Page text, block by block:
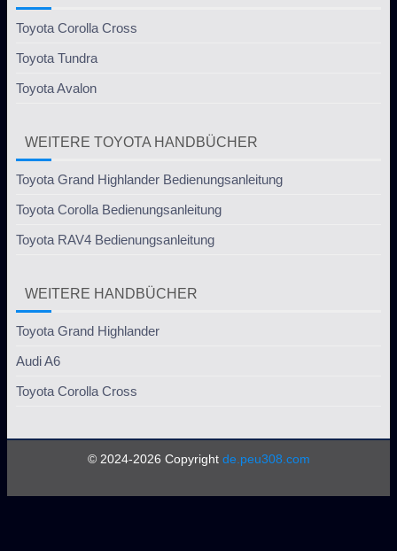
Toyota Corolla Cross
Toyota Tundra
Toyota Avalon
WEITERE TOYOTA HANDBÜCHER
Toyota Grand Highlander Bedienungsanleitung
Toyota Corolla Bedienungsanleitung
Toyota RAV4 Bedienungsanleitung
WEITERE HANDBÜCHER
Toyota Grand Highlander
Audi A6
Toyota Corolla Cross
© 2024-2026 Copyright de.peu308.com